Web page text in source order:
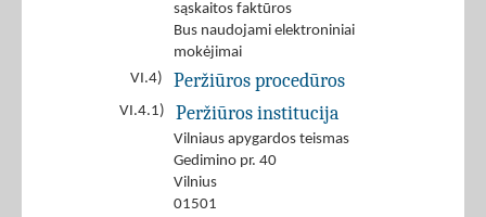
sąskaitos faktūros
Bus naudojami elektroniniai
mokėjimai
VI.4)
Peržiūros procedūros
VI.4.1) Peržiūros institucija
Vilniaus apygardos teismas
Gedimino pr. 40
Vilnius
01501